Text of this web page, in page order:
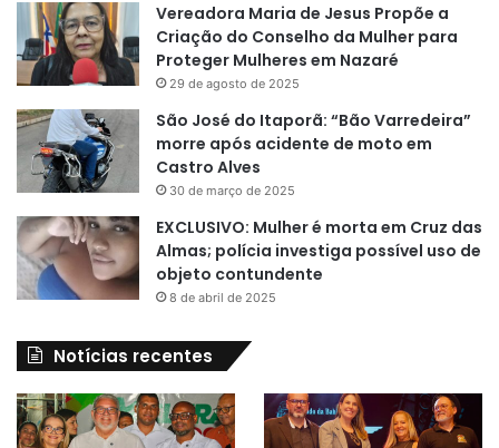
Vereadora Maria de Jesus Propõe a
Criação do Conselho da Mulher para
Proteger Mulheres em Nazaré
29 de agosto de 2025
São José do Itaporã: “Bão Varredeira”
morre após acidente de moto em
Castro Alves
30 de março de 2025
EXCLUSIVO: Mulher é morta em Cruz das
Almas; polícia investiga possível uso de
objeto contundente
8 de abril de 2025
Notícias recentes